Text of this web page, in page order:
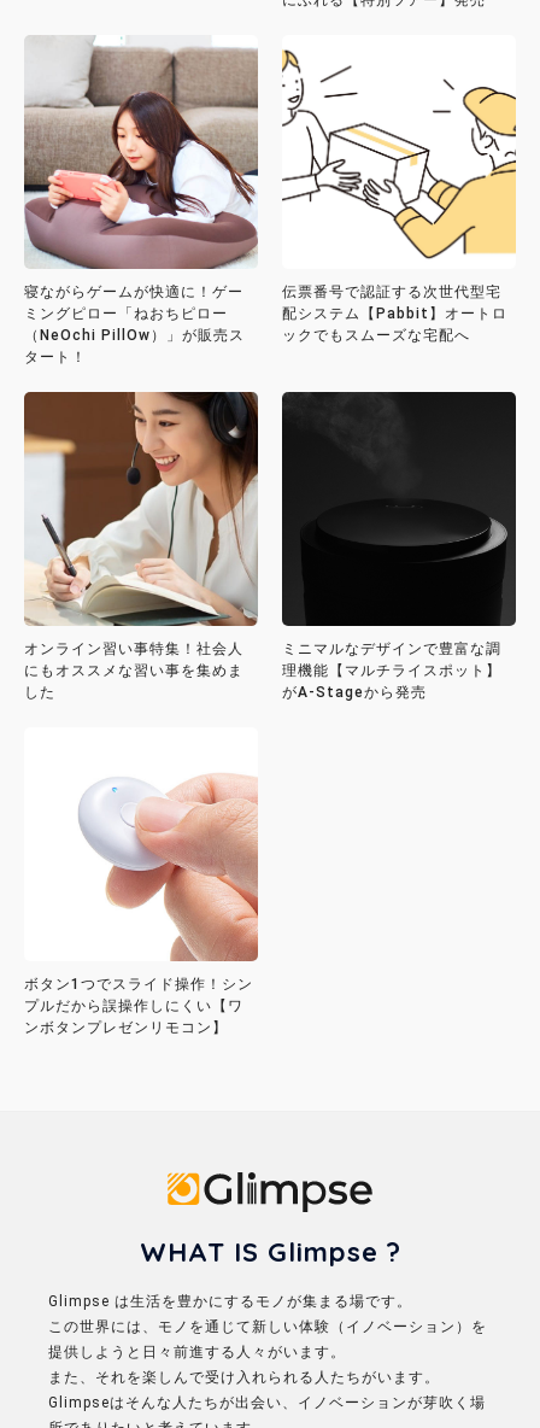
寝ながらゲームが快適に！ゲー
ミングピロー「ねおちピロー
（NeOchi PillOw）」が販売ス
タート！
伝票番号で認証する次世代型宅
配システム【Pabbit】オートロ
ックでもスムーズな宅配へ
オンライン習い事特集！社会人
にもオススメな習い事を集めま
した
ミニマルなデザインで豊富な調
理機能【マルチライスポット】
がA-Stageから発売
ボタン1つでスライド操作！シン
プルだから誤操作しにくい【ワ
ンボタンプレゼンリモコン】
WHAT IS Glimpse ?
Glimpse は生活を豊かにするモノが集まる場です。
この世界には、モノを通じて新しい体験（イノベーション）を
提供しようと日々前進する人々がいます。
また、それを楽しんで受け入れられる人たちがいます。
Glimpseはそんな人たちが出会い、イノベーションが芽吹く場